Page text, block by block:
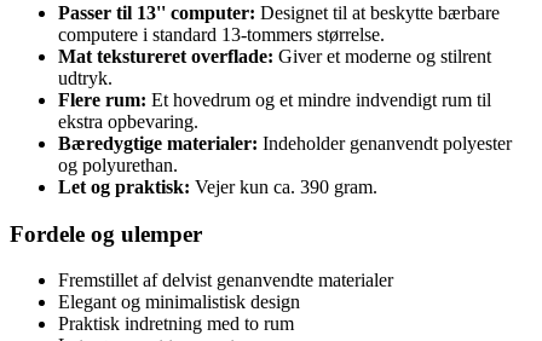
Passer til 13'' computer: Designet til at beskytte bærbare
computere i standard 13-tommers størrelse.
Mat tekstureret overflade: Giver et moderne og stilrent
udtryk.
Flere rum: Et hovedrum og et mindre indvendigt rum til
ekstra opbevaring.
Bæredygtige materialer: Indeholder genanvendt polyester
og polyurethan.
Let og praktisk: Vejer kun ca. 390 gram.
Fordele og ulemper
Fremstillet af delvist genanvendte materialer
Elegant og minimalistisk design
Praktisk indretning med to rum